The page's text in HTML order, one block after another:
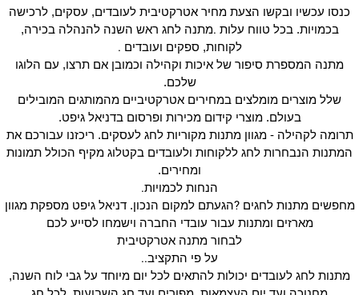
כנסו עכשיו ובקשו הצעת מחיר אטרקטיבית לעובדים, עסקים, לרכישה
בכמויות. בכל טווח עלות .מתנה לחג ראש השנה להנהלה בכירה,
לקוחות, ספקים ועובדים .
מתנה המספרת סיפור של איכות וקהילה וכמובן אם תרצו, עם הלוגו
שלכם.
שלל מוצרים מומלצים במחירים אטרקטיביים מהמותגים המובילים
בעולם. מוצרי קידום מכירות ופרסום בדניאל גיפט.
תרומה לקהילה - מגוון מתנות מקוריות לחג לעסקים. ריכזנו עבורכם את
המתנות הנבחרות לחג ללקוחות ולעובדים בקטלוג מקיף הכולל תמונות
ומחירים.
הנחות לכמויות.
מחפשים מתנות לחגים ?הגעתם למקום הנכון. דניאל גיפט מספקת מגוון
מארזים ומתנות עבור עובדי החברה וישמחו לסייע לכם
לבחור מתנה אטרקטיבית
על פי התקציב..
מתנות לחג לעובדים יכולות להתאים לכל יום מיוחד על גבי לוח השנה,